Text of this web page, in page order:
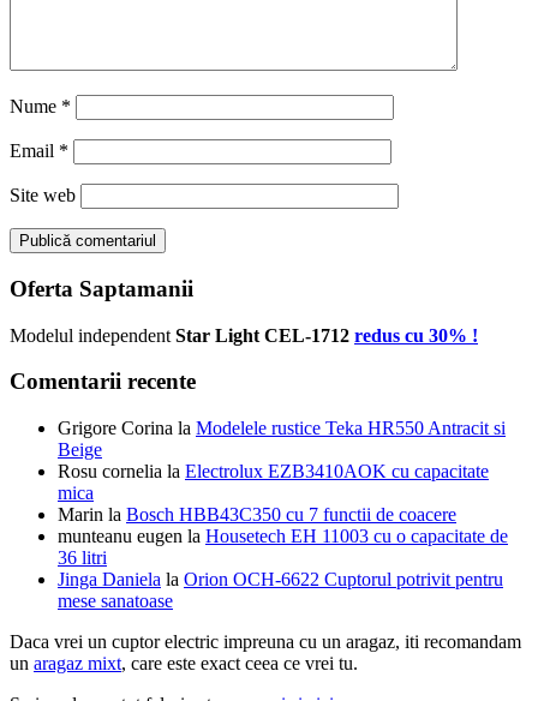
Nume *
Email *
Site web
Oferta Saptamanii
Modelul independent Star Light CEL-1712 redus cu 30% !
Comentarii recente
Grigore Corina la Modelele rustice Teka HR550 Antracit si
Beige
Rosu cornelia la Electrolux EZB3410AOK cu capacitate
mica
Marin la Bosch HBB43C350 cu 7 functii de coacere
munteanu eugen la Housetech EH 11003 cu o capacitate de
36 litri
Jinga Daniela la Orion OCH-6622 Cuptorul potrivit pentru
mese sanatoase
Daca vrei un cuptor electric impreuna cu un aragaz, iti recomandam
un aragaz mixt, care este exact ceea ce vrei tu.